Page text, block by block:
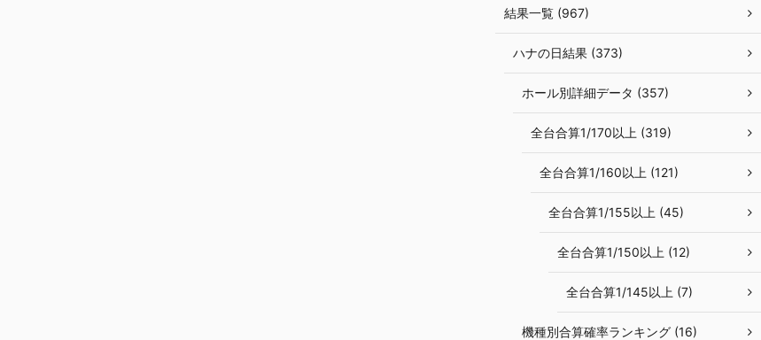
結果一覧 (967)
ハナの日結果 (373)
ホール別詳細データ (357)
全台合算1/170以上 (319)
全台合算1/160以上 (121)
全台合算1/155以上 (45)
全台合算1/150以上 (12)
全台合算1/145以上 (7)
機種別合算確率ランキング (16)